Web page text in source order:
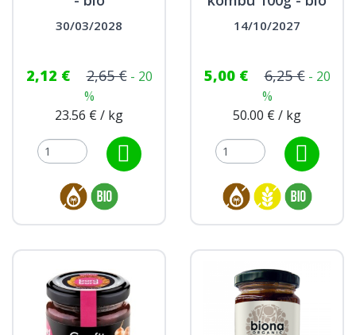
30/03/2028
2,12 € 2,65 € - 20
%
23.56 € / kg
14/10/2027
5,00 € 6,25 € - 20
%
50.00 € / kg